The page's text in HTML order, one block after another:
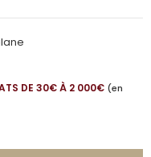
DE 30€ À 2 000€ (en